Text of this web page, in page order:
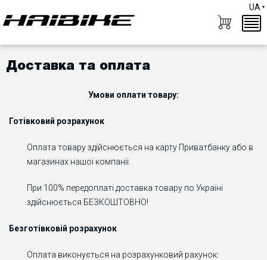
UA
Доставка та оплата
Умови оплати товару:
Готівковий розрахунок
Оплата товару здійснюється на карту Приватбанку або в
магазинах нашої компанії.
При 100% передоплаті доставка товару по Україні
здійснюється БЕЗКОШТОВНО!
Безготівковій розрахунок
Оплата виконується на розрахунковий рахунок: